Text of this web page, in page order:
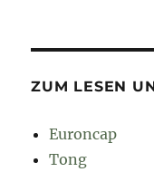
ZUM LESEN
Euroncap
Tong